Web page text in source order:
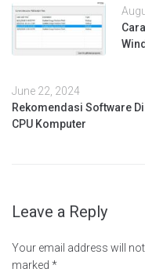
June 22, 2024
Rekomendasi Software
CPU Komputer
Leave a Reply
Your email address will not
marked *